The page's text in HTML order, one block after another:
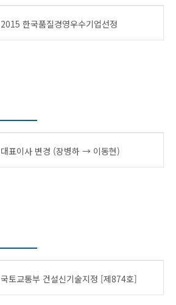
2015 한국품질경영우수기업선정
대표이사 변경 (장병하 → 이동현)
국토교통부 건설신기술지정 [제874호]